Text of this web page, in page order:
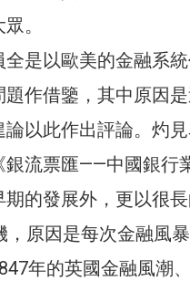
。
是以歐美的金融系
作借鑒，其中原因
以此作出評論。灼
銀流票匯——中國銀行
的發展外，更以很
原因是每次金融風
年的英國金融風潮